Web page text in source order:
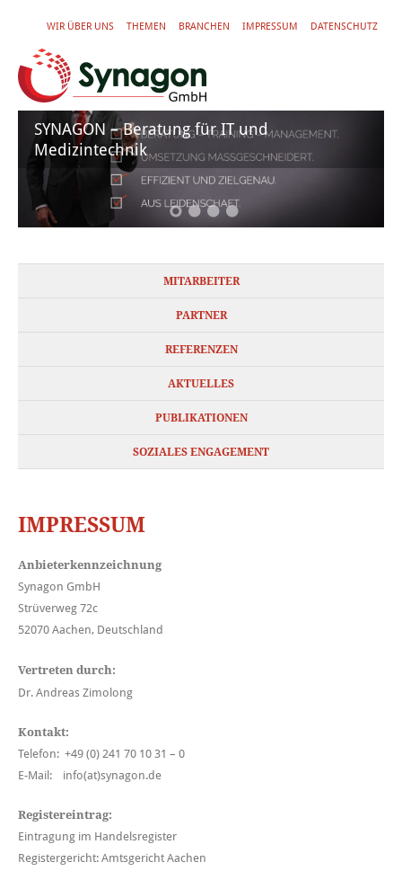
WIR ÜBER UNS THEMEN BRANCHEN IMPRESSUM DATENSCHUTZ
SYNAGON – Beratung für IT und
Medizintechnik
MITARBEITER
PARTNER
REFERENZEN
AKTUELLES
PUBLIKATIONEN
SOZIALES ENGAGEMENT
IMPRESSUM
Anbieterkennzeichnung
Synagon GmbH
Strüverweg 72c
52070 Aachen, Deutschland
Vertreten durch:
Dr. Andreas Zimolong
Kontakt:
Telefon: +49 (0) 241 70 10 31 – 0
E-Mail: info(at)synagon.de
Registereintrag:
Eintragung im Handelsregister
Registergericht: Amtsgericht Aachen